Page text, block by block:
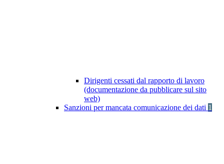
Dirigenti cessati dal rapporto di lavoro
(documentazione da pubblicare sul sito
web)
Sanzioni per mancata comunicazione dei dati 1